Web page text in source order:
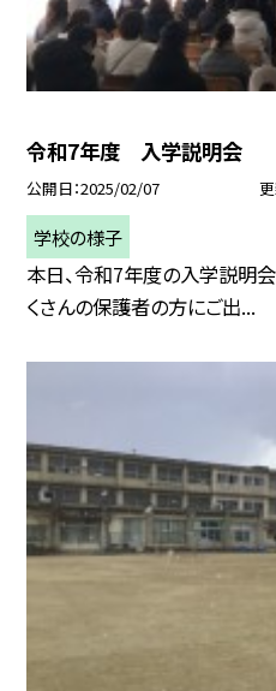
令和7年度 入学説明会
公開日 2025/02/07
学校の様子
本日、令和7年度の入学説明会
くさんの保護者の方にご出...